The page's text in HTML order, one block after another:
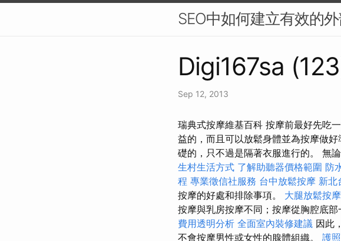
SEO中如何建立有效的
Digi167sa
Sep 12, 2013
瑞典式按摩維基百科 按摩前最好先吃
益的，而且可以放鬆身體並為按摩做
礎的，只不過是隔著衣服進行的。 無
生村生活方式 了解助聽器價格範圍 防
程 專業徵信社服務 台中放鬆按摩 新北
按摩的好處和排除事項。 大腿放鬆按摩
按摩與乳房按摩不同；按摩從胸腔底
費用透明分析 全面室內裝修建議 因此
不會按摩男性或女性的腺體組織。 護